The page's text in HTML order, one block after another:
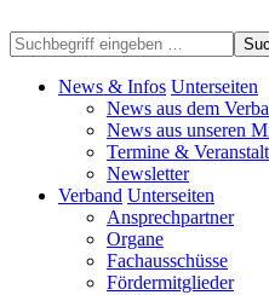
News & Infos Unterseiten
News aus dem
News aus unseren
Termine &
Newsletter
Verband Unterseiten
Ansprechpartner
Organe
Fachausschüsse
Fördermitglieder